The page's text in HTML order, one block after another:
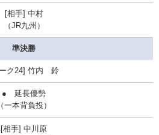
中村
（JR九州）
準決勝
竹内 鈴
● 延長優勢
（一本背負投）
中川原